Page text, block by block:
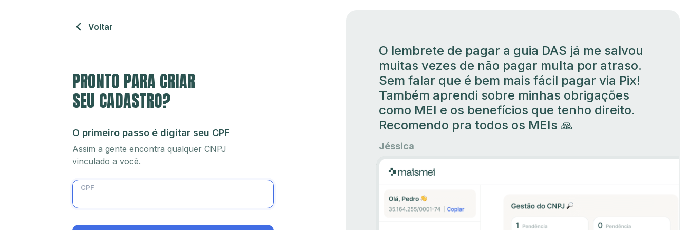
O lembrete de pagar a guia DAS já me salvou
muitas vezes de não pagar multa por atraso.
Sem falar que é bem mais fácil pagar via Pix!
Também aprendi sobre minhas obrigações
como MEI e os benefícios que tenho direito.
Recomendo pra todos os MEIs 🙏
Jéssica
Voltar
PRONTO PARA CRIAR
SEU CADASTRO?
O primeiro passo é digitar seu CPF
Assim a gente encontra qualquer CNPJ
vinculado a você.
CPF